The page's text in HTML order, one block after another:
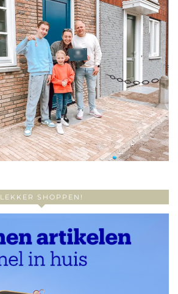
LEKKER SHOPPEN!